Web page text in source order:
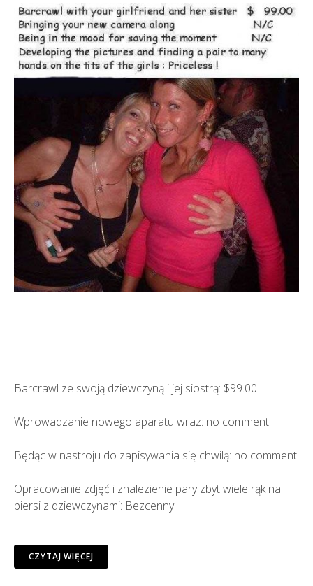
Barcrawl ze swoją dziewczyną i jej siostrą: $99.00
Wprowadzanie nowego aparatu wraz: no comment
Będąc w nastroju do zapisywania się chwilą: no comment
Opracowanie zdjęć i znalezienie pary zbyt wiele rąk na
piersi z dziewczynami: Bezcenny
CZYTAJ WIĘCEJ